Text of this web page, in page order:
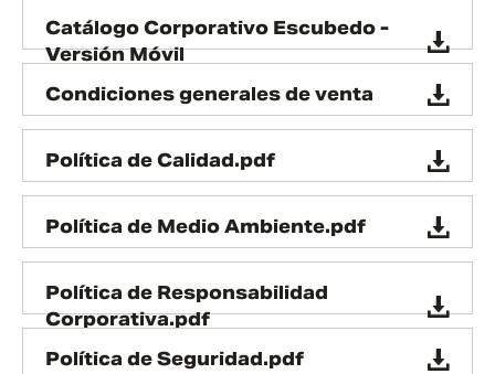
Catálogo Corporativo Escubedo -
Versión Móvil
Condiciones generales de venta
Política de Calidad.pdf
Política de Medio Ambiente.pdf
Política de Responsabilidad
Corporativa.pdf
Política de Seguridad.pdf